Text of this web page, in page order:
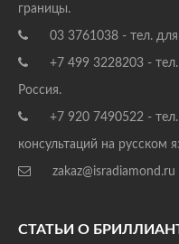
границы.
03 3761038 - тел. для
+7 499 3228203 -
Россия.
+7 920 7490522 -
консультаций на русском
zakaz@isradiamond.ru
СТАТЬИ О